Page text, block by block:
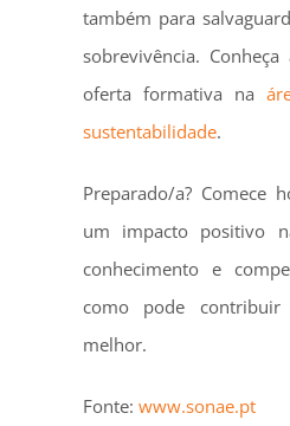
também para
sobrevivência.
oferta formativa na
sustentabilidade.
Preparado/a? Comece
um impacto positivo
conhecimento e
como pode
melhor.
Fonte: www.sonae.pt